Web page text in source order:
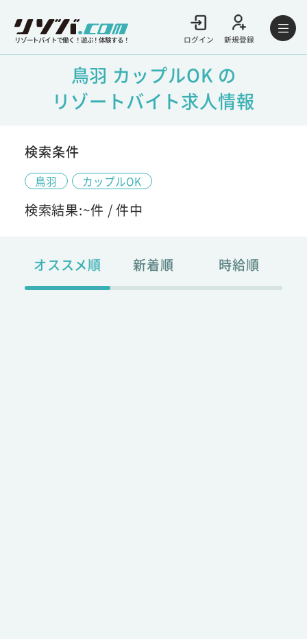
リゾートバイトで働く！遊ぶ！体験する！ ログイン 新規登録
鳥羽 カップルOK の
リゾートバイト求人情報
検索条件
鳥羽 カップルOK
検索結果:~件 /件中
オススメ順 新着順 時給順